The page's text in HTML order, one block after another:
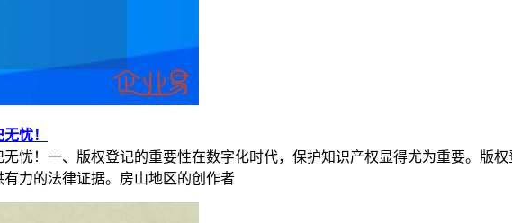
忧！
忧！一、版权登记的重要性在数字化时代，保护知识产权显得尤为重要。版
力的法律证据。房山地区的创作者